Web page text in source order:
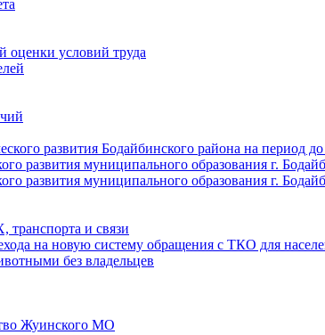
оценки условий труда
развития Бодайбинского района на период
развития муниципального образования г.
развития муниципального образования г.
и связи
на новую систему обращения с ТКО для
без владельцев
Жуинского МО